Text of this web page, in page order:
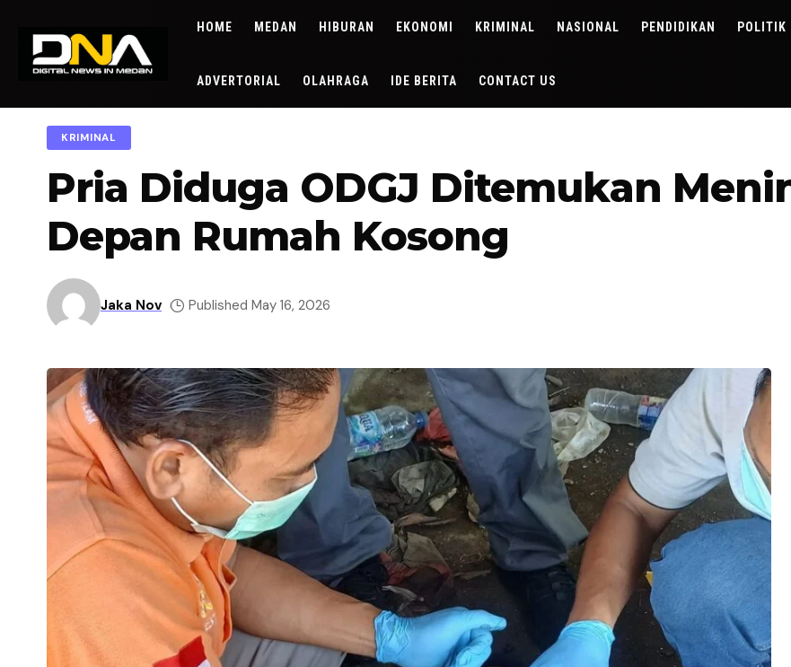
HOME MEDAN HIBURAN EKONOMI KRIMINAL NASIONAL PENDIDIKAN POLITIK
ADVERTORIAL OLAHRAGA IDE BERITA CONTACT US
KRIMINAL
Pria Diduga ODGJ Ditemukan
Depan Rumah Kosong
Jaka Nov Published May 16, 2026